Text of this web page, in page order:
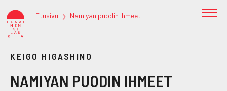
Etusivu ❯ Namiyan puodin ihmeet
KEIGO HIGASHINO
NAMIYAN PUODIN IHMEET